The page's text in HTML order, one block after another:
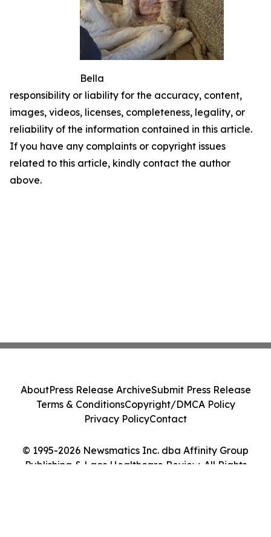
Bella
responsibility or liability for the accuracy, content,
images, videos, licenses, completeness, legality, or
reliability of the information contained in this article.
If you have any complaints or copyright issues
related to this article, kindly contact the author
above.
© 1995-2026 Newsmatics Inc. dba Affinity Group
Publishing & Laos Healthcare Review. All Rights
AboutPress Release ArchiveSubmit Press Release
Terms & ConditionsCopyright/DMCA Policy
Privacy PolicyContact